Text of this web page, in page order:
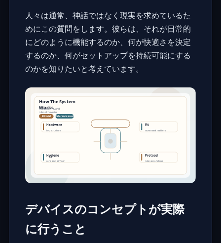
人々は通常、神話ではなく現実を求めているた
めにこの質問をします。彼らは、それが日常的
にどのように機能するのか、何が快適さを決定
するのか、何がセットアップを持続可能にする
のかを知りたいと考えています。
デバイスのコンセプトが実際
に行うこと